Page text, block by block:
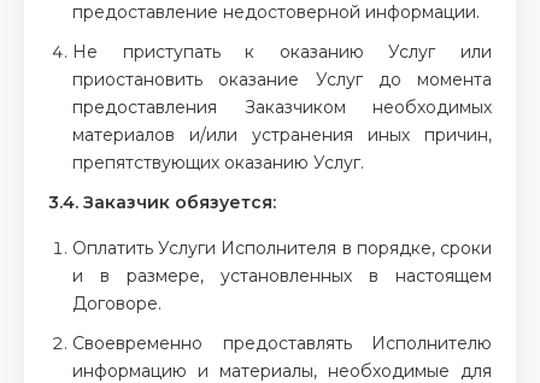
предоставление недостоверной информации.
Не приступать к оказанию Услуг или
приостановить оказание Услуг до момента
предоставления Заказчиком необходимых
материалов и/или устранения иных причин,
препятствующих оказанию Услуг.
3.4. Заказчик обязуется:
Оплатить Услуги Исполнителя в порядке, сроки
и в размере, установленных в настоящем
Договоре.
Своевременно предоставлять Исполнителю
информацию и материалы, необходимые для